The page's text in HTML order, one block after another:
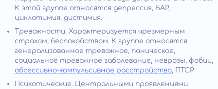
К этой группе относятся депрессия, БАР,
циклотимия, дистимия.
Тревожности. Характеризуется чрезмерным
страхом, беспокойством. К группе относятся
генерализованное тревожное, паническое,
социальное тревожное заболевание, неврозы, фобии,
обсессивно-компульсивное расстройство, ПТСР.
Психотические. Центральными проявлениями